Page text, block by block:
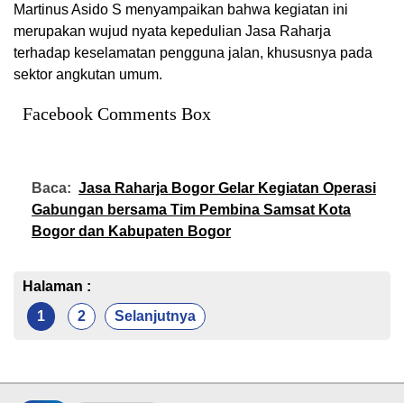
Martinus Asido S menyampaikan bahwa kegiatan ini
merupakan wujud nyata kepedulian Jasa Raharja
terhadap keselamatan pengguna jalan, khususnya pada
sektor angkutan umum.
Facebook Comments Box
Baca: Jasa Raharja Bogor Gelar Kegiatan Operasi
Gabungan bersama Tim Pembina Samsat Kota
Bogor dan Kabupaten Bogor
Halaman :
1
2 Selanjutnya